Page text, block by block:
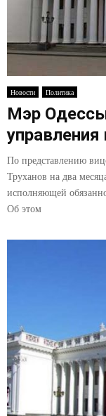
Новости Политика
Мэр Одессы
управления
По представлению
Труханов на два
исполняющей
Об этом